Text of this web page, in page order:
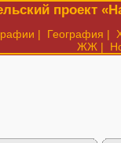
проект
| География |
ЖЖ |